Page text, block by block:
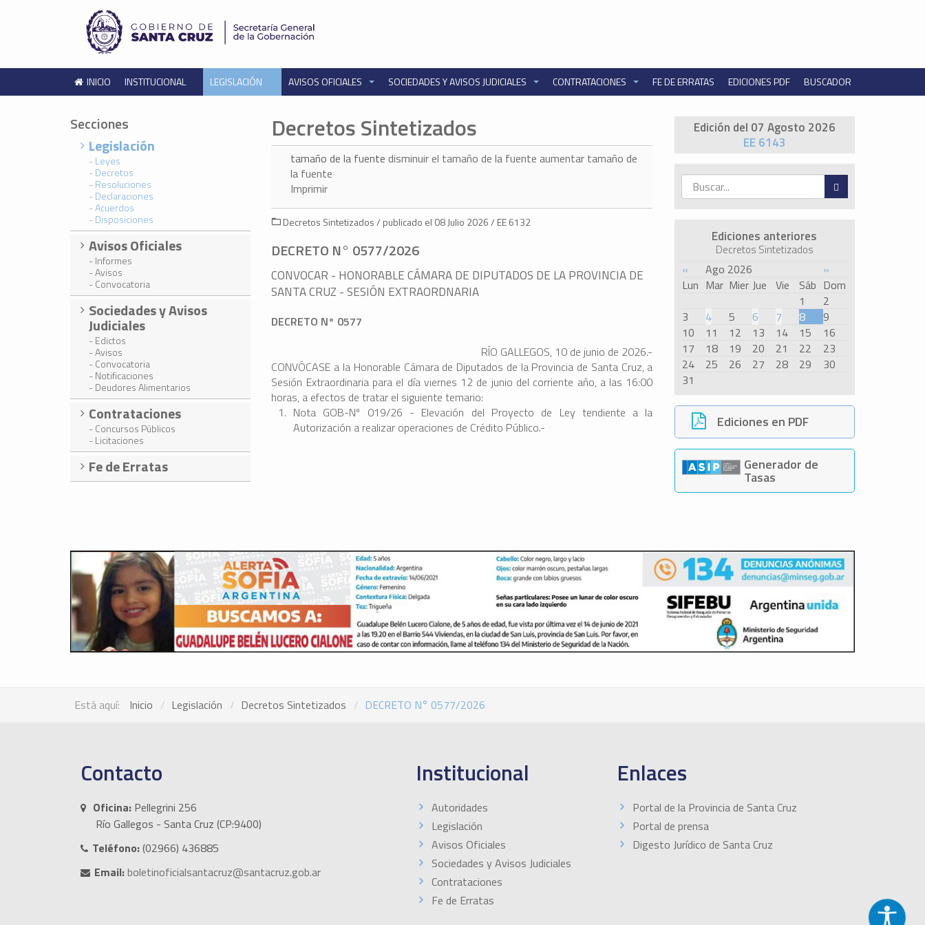
INICIO INSTITUCIONAL LEGISLACIÓN AVISOS OFICIALES SOCIEDADES Y AVISOS JUDICIALES CONTRATACIONES FE DE ERRATAS EDICIONES PDF BUSCADOR
Edición del 07 Agosto 2026
EE 6143
Ediciones anteriores
Decretos Sintetizados
« Ago 2026
»
Lun Mar Mier Jue Vie Sáb Dom
1
2
3
4 5 6 7 8
9
10
11 12 13 14 15
16
17
18 19 20 21 22
23
24
25 26 27 28 29
30
31
Ediciones en PDF
Generador de
Tasas
Secciones
Legislación
- Leyes
- Decretos
- Resoluciones
- Declaraciones
- Acuerdos
- Disposiciones
Avisos Oficiales
- Informes
- Avisos
- Convocatoria
Sociedades y Avisos
Judiciales
- Edictos
- Avisos
- Convocatoria
- Notificaciones
- Deudores Alimentarios
Contrataciones
- Concursos Públicos
- Licitaciones
Fe de Erratas
Decretos Sintetizados
tamaño de la fuente disminuir el tamaño de la fuente aumentar tamaño de
la fuente
Imprimir
Decretos Sintetizados / publicado el 08 Julio 2026 / EE 6132
DECRETO N° 0577/2026
CONVOCAR - HONORABLE CÁMARA DE DIPUTADOS DE LA PROVINCIA DE
SANTA CRUZ - SESIÓN EXTRAORDNARIA
DECRETO N° 0577
RÍO GALLEGOS, 10 de junio de 2026.-
CONVÓCASE a la Honorable Cámara de Diputados de la Provincia de Santa Cruz, a
Sesión Extraordinaria para el día viernes 12 de junio del corriente año, a las 16:00
horas, a efectos de tratar el siguiente temario:
Nota GOB-Nº 019/26 - Elevación del Proyecto de Ley tendiente a la
Autorización a realizar operaciones de Crédito Público.-
Está aquí: Inicio Legislación Decretos Sintetizados DECRETO N° 0577/2026
Contacto
Oficina: Pellegrini 256
Río Gallegos - Santa Cruz (CP:9400)
Teléfono:(02966) 436885
Email:boletinoficialsantacruz@santacruz.gob.ar
Institucional
Autoridades
Legislación
Avisos Oficiales
Sociedades y Avisos Judiciales
Contrataciones
Fe de Erratas
Enlaces
Portal de la Provincia de Santa Cruz
Portal de prensa
Digesto Jurídico de Santa Cruz